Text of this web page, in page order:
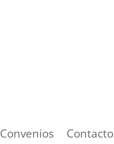
Convenios Contacto